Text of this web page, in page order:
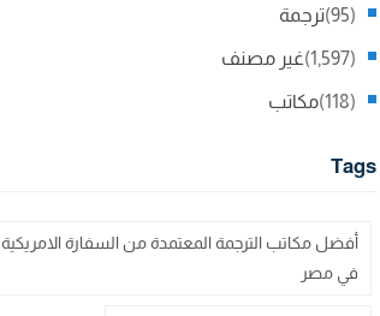
ترجمة (95)
غير مصنف (1,597)
مكاتب (118)
Tags
أفضل مكاتب الترجمة المعتمدة من السفارة الامريكية
في مصر